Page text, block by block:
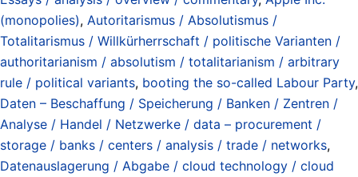
(monopolies), Autoritarismus / Absolutismus /
Totalitarismus / Willkürherrschaft / politische Varianten /
authoritarianism / absolutism / totalitarianism / arbitrary
rule / political variants, booting the so-called Labour Party,
Daten – Beschaffung / Speicherung / Banken / Zentren /
Analyse / Handel / Netzwerke / data – procurement /
storage / banks / centers / analysis / trade / networks,
Datenauslagerung / Abgabe / cloud technology / cloud